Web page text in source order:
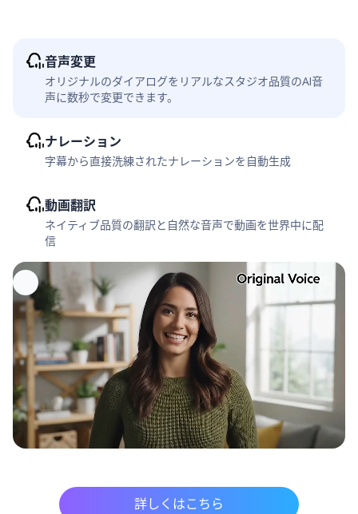
音声変更
オリジナルのダイアログをリアルなスタジオ品質のAI音
声に数秒で変更できます。
ナレーション
字幕から直接洗練されたナレーションを自動生成
動画翻訳
ネイティブ品質の翻訳と自然な音声で動画を世界中に配
信
詳しくはこちら